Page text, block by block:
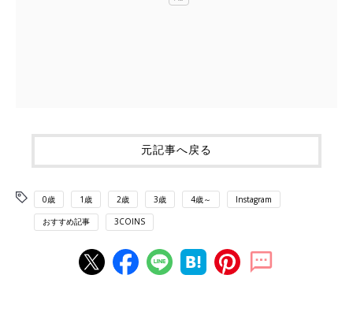
元記事へ戻る
0歳 1歳 2歳 3歳 4歳～ Instagram
おすすめ記事 3COINS